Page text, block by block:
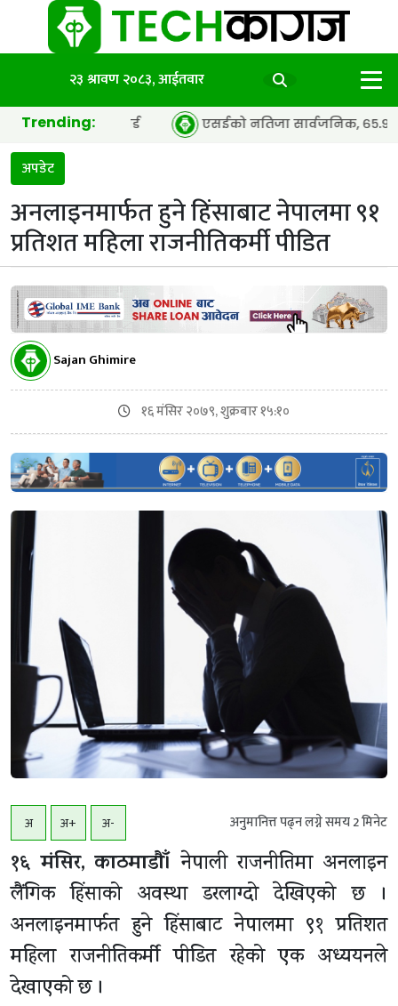
२३ श्रावण २०८३, आईतवार
Trending:
अवार्ड एसईको नतिजा सार्वजनिक, ६५.९८ प्रतिशत
अपडेट
अनलाइनमार्फत हुने हिंसाबाट नेपालमा ९१
प्रतिशत महिला राजनीतिकर्मी पीडित
Sajan Ghimire
१६ मंसिर २०७९, शुक्रबार १५:१०
अ अ+ अ- अनुमानित्त पढ्न लग्ने समय2मिनेट
१६ मंसिर, काठमाडाैँ। नेपाली राजनीतिमा अनलाइन
लैंगिक हिंसाको अवस्था डरलाग्दो देखिएको छ ।
अनलाइनमार्फत हुने हिंसाबाट नेपालमा ९१ प्रतिशत
महिला राजनीतिकर्मी पीडित रहेको एक अध्ययनले
देखाएको छ ।